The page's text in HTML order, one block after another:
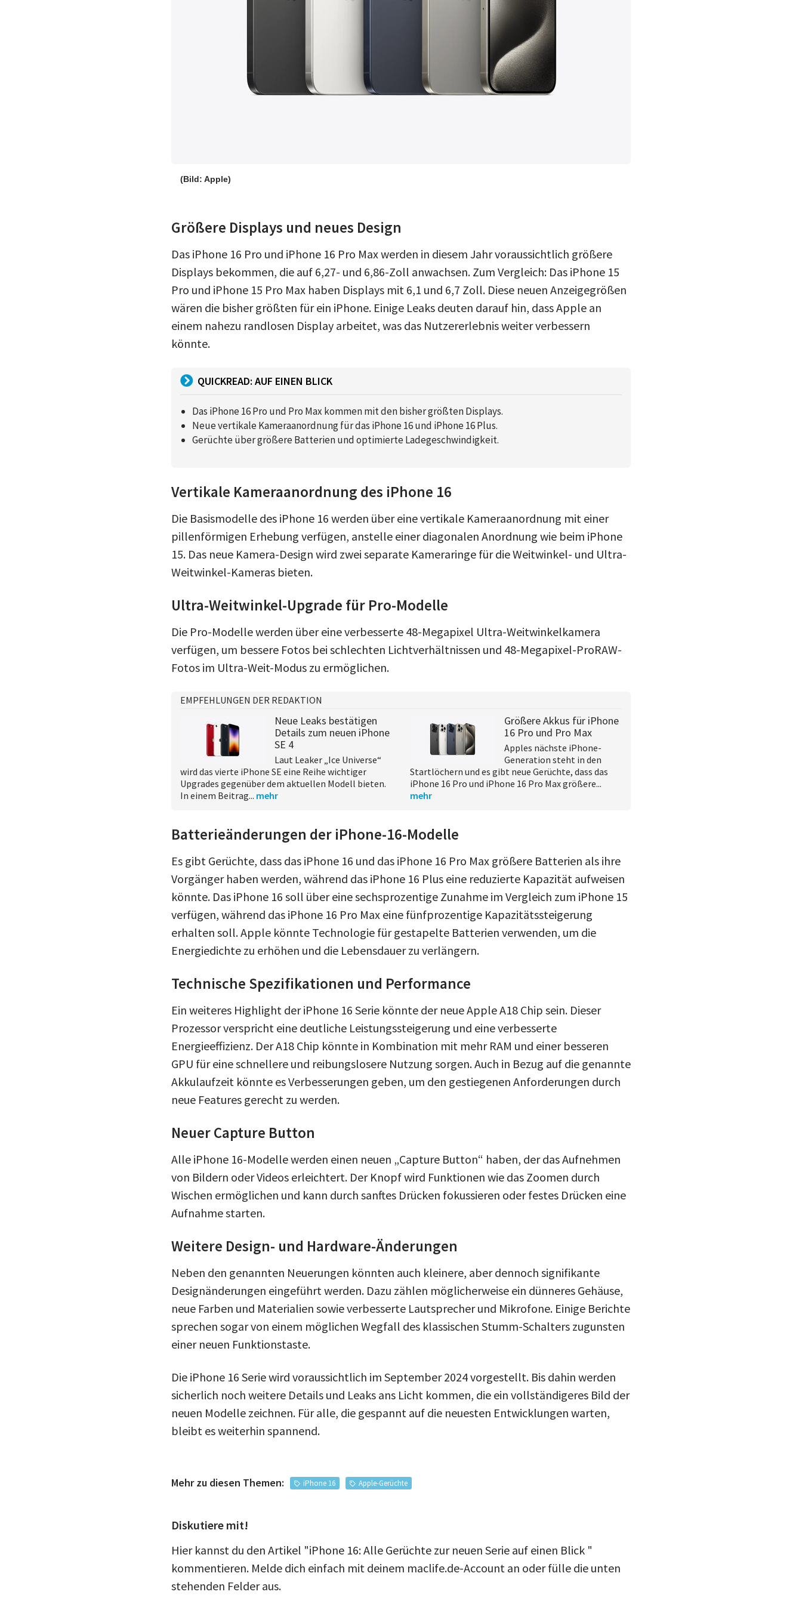
(Bild: Apple)
Größere Displays und neues Design
Das iPhone 16 Pro und iPhone 16 Pro Max werden in diesem Jahr voraussichtlich größere
Displays bekommen, die auf 6,27- und 6,86-Zoll anwachsen. Zum Vergleich: Das iPhone 15
Pro und iPhone 15 Pro Max haben Displays mit 6,1 und 6,7 Zoll. Diese neuen Anzeigegrößen
wären die bisher größten für ein iPhone. Einige Leaks deuten darauf hin, dass Apple an
einem nahezu randlosen Display arbeitet, was das Nutzererlebnis weiter verbessern
könnte.
QUICKREAD: AUF EINEN BLICK
Das iPhone 16 Pro und Pro Max kommen mit den bisher größten Displays.
Neue vertikale Kameraanordnung für das iPhone 16 und iPhone 16 Plus.
Gerüchte über größere Batterien und optimierte Ladegeschwindigkeit.
Vertikale Kameraanordnung des iPhone 16
Die Basismodelle des iPhone 16 werden über eine vertikale Kameraanordnung mit einer
pillenförmigen Erhebung verfügen, anstelle einer diagonalen Anordnung wie beim iPhone
15. Das neue Kamera-Design wird zwei separate Kameraringe für die Weitwinkel- und Ultra-
Weitwinkel-Kameras bieten.
Ultra-Weitwinkel-Upgrade für Pro-Modelle
Die Pro-Modelle werden über eine verbesserte 48-Megapixel Ultra-Weitwinkelkamera
verfügen, um bessere Fotos bei schlechten Lichtverhältnissen und 48-Megapixel-ProRAW-
Fotos im Ultra-Weit-Modus zu ermöglichen.
EMPFEHLUNGEN DER REDAKTION
Neue Leaks bestätigen
Details zum neuen iPhone
SE 4
Laut Leaker „Ice Universe“
wird das vierte iPhone SE eine Reihe wichtiger
Upgrades gegenüber dem aktuellen Modell bieten.
In einem Beitrag... mehr
Größere Akkus für iPhone
16 Pro und Pro Max
Apples nächste iPhone-
Generation steht in den
Startlöchern und es gibt neue Gerüchte, dass das
iPhone 16 Pro und iPhone 16 Pro Max größere...
mehr
Batterieänderungen der iPhone-16-Modelle
Es gibt Gerüchte, dass das iPhone 16 und das iPhone 16 Pro Max größere Batterien als ihre
Vorgänger haben werden, während das iPhone 16 Plus eine reduzierte Kapazität aufweisen
könnte. Das iPhone 16 soll über eine sechsprozentige Zunahme im Vergleich zum iPhone 15
verfügen, während das iPhone 16 Pro Max eine fünfprozentige Kapazitätssteigerung
erhalten soll. Apple könnte Technologie für gestapelte Batterien verwenden, um die
Energiedichte zu erhöhen und die Lebensdauer zu verlängern.
Technische Spezifikationen und Performance
Ein weiteres Highlight der iPhone 16 Serie könnte der neue Apple A18 Chip sein. Dieser
Prozessor verspricht eine deutliche Leistungssteigerung und eine verbesserte
Energieeffizienz. Der A18 Chip könnte in Kombination mit mehr RAM und einer besseren
GPU für eine schnellere und reibungslosere Nutzung sorgen. Auch in Bezug auf die genannte
Akkulaufzeit könnte es Verbesserungen geben, um den gestiegenen Anforderungen durch
neue Features gerecht zu werden.
Neuer Capture Button
Alle iPhone 16-Modelle werden einen neuen „Capture Button“ haben, der das Aufnehmen
von Bildern oder Videos erleichtert. Der Knopf wird Funktionen wie das Zoomen durch
Wischen ermöglichen und kann durch sanftes Drücken fokussieren oder festes Drücken eine
Aufnahme starten.
Weitere Design- und Hardware-Änderungen
Neben den genannten Neuerungen könnten auch kleinere, aber dennoch signifikante
Designänderungen eingeführt werden. Dazu zählen möglicherweise ein dünneres Gehäuse,
neue Farben und Materialien sowie verbesserte Lautsprecher und Mikrofone. Einige Berichte
sprechen sogar von einem möglichen Wegfall des klassischen Stumm-Schalters zugunsten
einer neuen Funktionstaste.
Die iPhone 16 Serie wird voraussichtlich im September 2024 vorgestellt. Bis dahin werden
sicherlich noch weitere Details und Leaks ans Licht kommen, die ein vollständigeres Bild der
neuen Modelle zeichnen. Für alle, die gespannt auf die neuesten Entwicklungen warten,
bleibt es weiterhin spannend.
Mehr zu diesen Themen: iPhone 16 Apple-Gerüchte
Diskutiere mit!
Hier kannst du den Artikel "iPhone 16: Alle Gerüchte zur neuen Serie auf einen Blick "
kommentieren. Melde dich einfach mit deinem maclife.de-Account an oder fülle die unten
stehenden Felder aus.